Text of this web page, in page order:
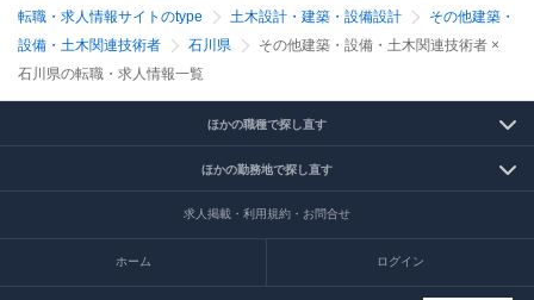
転職・求人情報サイトのtype 土木設計・建築・設備設計
その他建築・
設備・土木関連技術者
石川県
その他建築・設備・土木関連技術者 ×
石川県の転職・求人情報一覧
ほかの職種で探し直す
ほかの勤務地で探し直す
求人掲載・利用規約・お問合せ
ホーム ログイン